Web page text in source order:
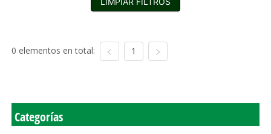
0 elementos en total: 1
Categorías